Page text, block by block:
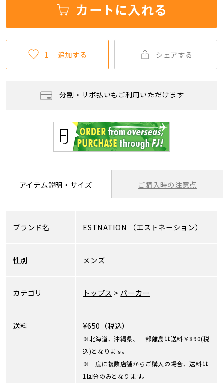
カートに入れる
1 追加する シェアする
分割・リボ払いもご利用いただけます
アイテム説明・サイズ ご購入時の注意点
ブランド名 ESTNATION （エストネーション）
性別 メンズ
カテゴリ トップス >パーカー
送料 ¥650（税込）
※北海道、沖縄県、一部離島は送料￥890(税
込)となります。
※一度に複数店舗からご購入の場合、送料は
1回分のみとなります。